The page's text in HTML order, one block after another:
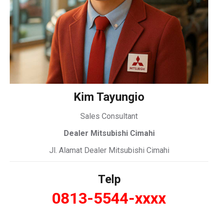
Kim Tayungio
Sales Consultant
Dealer Mitsubishi Cimahi
Jl. Alamat Dealer Mitsubishi Cimahi
Telp
0813-5544-xxxx